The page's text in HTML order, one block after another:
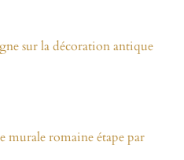
sur la décoration antique
murale romaine étape par